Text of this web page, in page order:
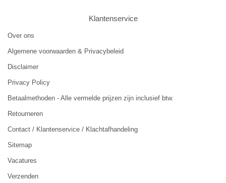
Klantenservice
Over ons
Algemene voorwaarden & Privacybeleid
Disclaimer
Privacy Policy
Betaalmethoden - Alle vermelde prijzen zijn inclusief btw.
Retourneren
Contact / Klantenservice / Klachtafhandeling
Sitemap
Vacatures
Verzenden